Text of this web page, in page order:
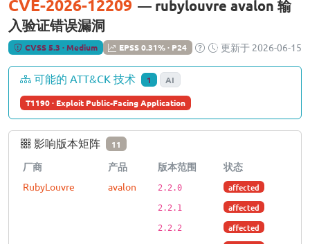
CVE-2026-12209 — rubylouvre avalon 输
入验证错误漏洞
CVSS 5.3 · Medium EPSS 0.31% · P24 更新于 2026-06-15
可能的 ATT&CK 技术 1 AI
T1190 · Exploit Public-Facing Application
影响版本矩阵 11
厂商 产品 版本范围
状态
RubyLouvre
avalon 2.2.0 affected
2.2.1 affected
2.2.2 affected